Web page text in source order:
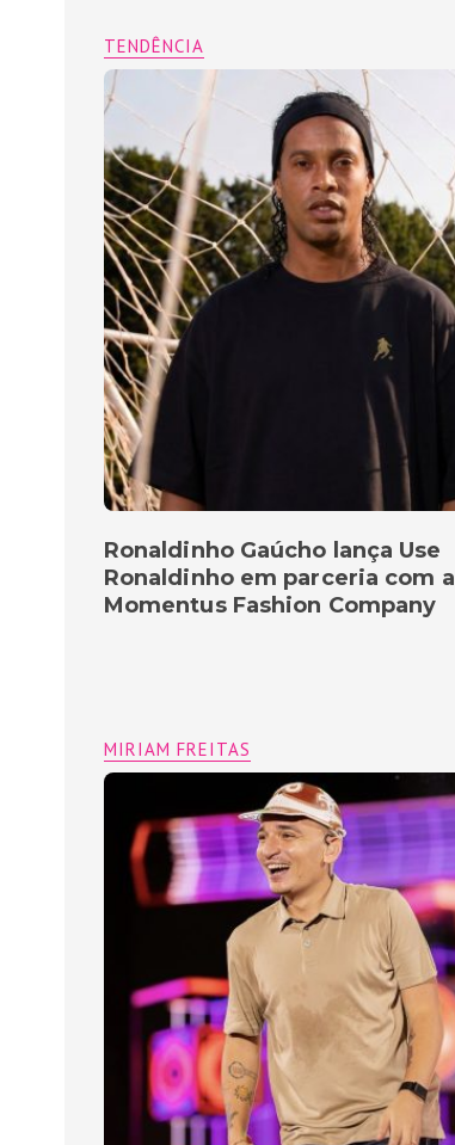
TENDÊNCIA
Ronaldinho Gaúcho lança Use
Ronaldinho em parceria com a
Momentus Fashion Company
MIRIAM FREITAS